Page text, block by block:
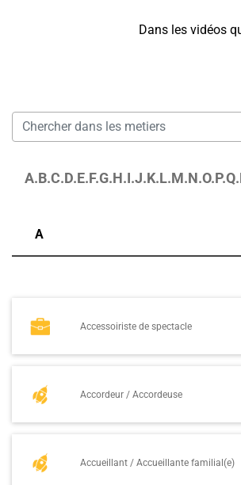
Dans les vidéos
A.B.C.D.E.F.G.H.I.J.K.L.M.N.O.P.Q.
A
Accessoiriste de spectacle
Accordeur / Accordeuse
Accueillant / Accueillante familial(e)